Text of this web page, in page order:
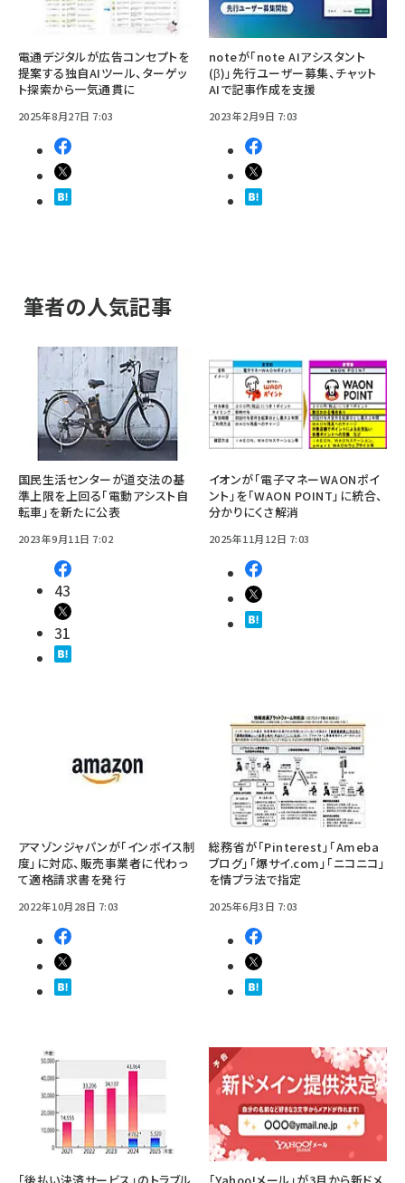
電通デジタルが広告コンセプトを
提案する独自AIツール、ターゲッ
ト探索から一気通貫に
2025年8月27日 7:03
noteが「note AIアシスタント
(β)」先行ユーザー募集、チャット
AIで記事作成を支援
2023年2月9日 7:03
筆者の人気記事
国民生活センターが道交法の基
準上限を上回る「電動アシスト自
転車」を新たに公表
2023年9月11日 7:02
43
31
イオンが「電子マネーWAONポイ
ント」を「WAON POINT」に統合、
分かりにくさ解消
2025年11月12日 7:03
アマゾンジャパンが「インボイス制
度」に対応、販売事業者に代わっ
て適格請求書を発行
2022年10月28日 7:03
総務省が「Pinterest」「Ameba
ブログ」「爆サイ.com」「ニコニコ」
を情プラ法で指定
2025年6月3日 7:03